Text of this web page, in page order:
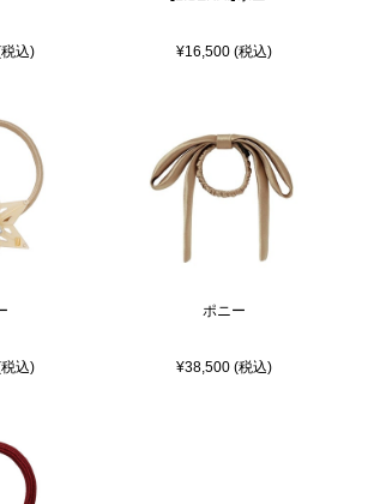
込) ¥16,500 (税込)
込)
ポニー
¥38,500 (税込)